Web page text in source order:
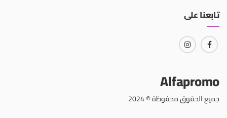
تابعنا على
Alfapromo
جميع الحقوق محفوظة © 2024